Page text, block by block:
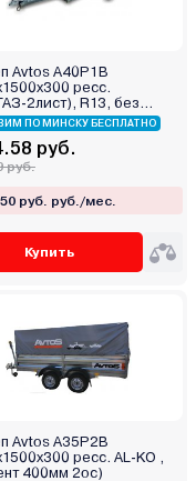
Avtos A40P1B
ресс.
2лист), R13, без
ПО МИНСКУ БЕСПЛАТНО
руб.
руб.
руб. руб./мес.
Купить
Avtos A35P2B
ресс. AL-KO ,
400мм 2ос)